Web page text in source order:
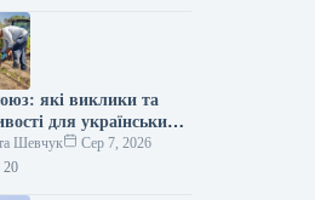
карта України…
які виклики та
для українських
Шевчук
Сер 7, 2026
20